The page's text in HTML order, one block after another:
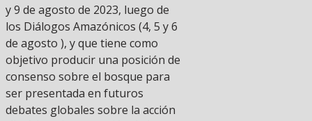
y 9 de agosto de 2023, luego de
los Diálogos Amazónicos (4, 5 y 6
de agosto ), y que tiene como
objetivo producir una posición de
consenso sobre el bosque para
ser presentada en futuros
debates globales sobre la acción